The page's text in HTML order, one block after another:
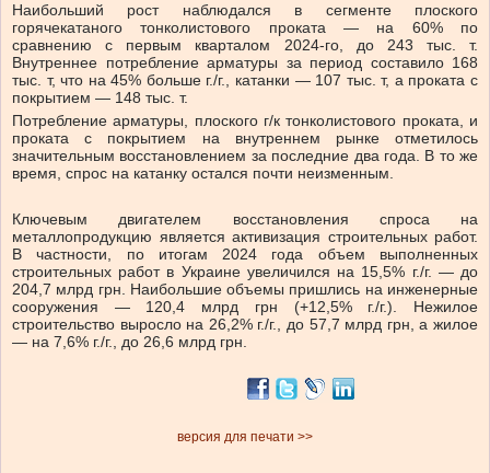
Наибольший рост наблюдался в сегменте плоского
горячекатаного тонколистового проката — на 60% по
сравнению с первым кварталом 2024-го, до 243 тыс. т.
Внутреннее потребление арматуры за период составило 168
тыс. т, что на 45% больше г./г., катанки — 107 тыс. т, а проката с
покрытием — 148 тыс. т.
Потребление арматуры, плоского г/к тонколистового проката, и
проката с покрытием на внутреннем рынке отметилось
значительным восстановлением за последние два года. В то же
время, спрос на катанку остался почти неизменным.
Ключевым двигателем восстановления спроса на
металлопродукцию является активизация строительных работ.
В частности, по итогам 2024 года объем выполненных
строительных работ в Украине увеличился на 15,5% г./г. — до
204,7 млрд грн. Наибольшие объемы пришлись на инженерные
сооружения — 120,4 млрд грн (+12,5% г./г.). Нежилое
строительство выросло на 26,2% г./г., до 57,7 млрд грн, а жилое
— на 7,6% г./г., до 26,6 млрд грн.
версия для печати >>